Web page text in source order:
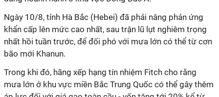
Ngày 10/8, tỉnh Hà Bắc (Hebei) đã phải nâng phản ứng
khẩn cấp lên mức cao nhất, sau trận lũ lụt nghiêm trọng
nhất hồi tuần trước, để đối phó với mưa lớn có thể từ cơn
bão mới Khanun.
Trong khi đó, hãng xếp hạng tín nhiệm Fitch cho rằng
mưa lớn ở khu vực miền Bắc Trung Quốc có thể gây thêm